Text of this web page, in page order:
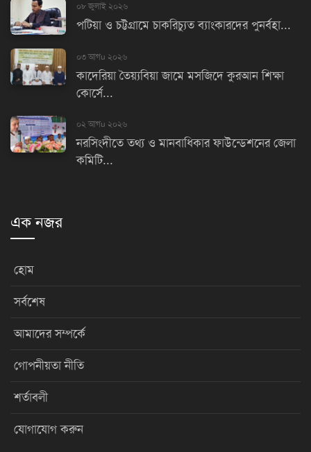
০৮ জুলাই ২০২৬
পটিয়া ও চট্টগ্রামে চাকরিচ্যুত ব্যাংকারদের পুনর্বহা...
০৩ আগu ২০২৬
কাদেরিয়া তৈয়্যবিয়া জামে মসজিদে কুরআন শিক্ষা
কোর্সে...
০২ আগu ২০২৬
নরসিংদীতে তথ্য ও মানবাধিকার ফাউন্ডেশনের জেলা
কমিটি...
এক নজর
হোম
সর্বশেষ
আমাদের সম্পর্কে
গোপনীয়তা নীতি
শর্তাবলী
যোগাযোগ করুন